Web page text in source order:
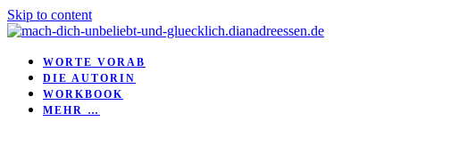
Skip to content
WORTE VORAB
DIE AUTORIN
WORKBOOK
MEHR …